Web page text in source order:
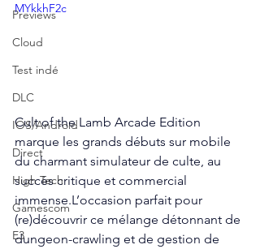
Previews
Cloud
Test indé
DLC
IOS/Android
Direct
High Tech
Gamescom
E3
MYkkhF2c
Cult of the Lamb Arcade Edition
marque les grands débuts sur mobile
du charmant simulateur de culte, au
succès critique et commercial
immense.L’occasion parfait pour
(re)découvrir ce mélange détonnant de
dungeon-crawling et de gestion de